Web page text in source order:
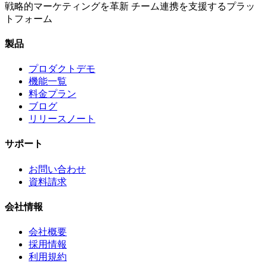
戦略的マーケティングを革新 チーム連携を支援するプラッ
トフォーム
製品
プロダクトデモ
機能一覧
料金プラン
ブログ
リリースノート
サポート
お問い合わせ
資料請求
会社情報
会社概要
採用情報
利用規約